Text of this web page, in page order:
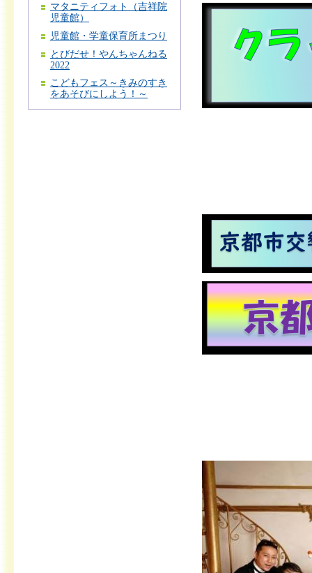
マタニティフォト（吉祥院
児童館）
児童館・学童保育所まつり
とびだせ！やんちゃんねる
2022
こどもフェス～きみのすき
をあそびにしよう！～